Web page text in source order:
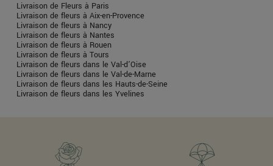
Livraison de Fleurs à Paris
Livraison de fleurs à Aix-en-Provence
Livraison de fleurs à Nancy
Livraison de fleurs à Nantes
Livraison de fleurs à Rouen
Livraison de fleurs à Tours
Livraison de fleurs dans le Val-d’Oise
Livraison de fleurs dans le Val-de-Marne
Livraison de fleurs dans les Hauts-de-Seine
Livraison de fleurs dans les Yvelines